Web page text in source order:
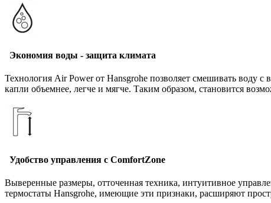
Экономия воды - защита климата
Технология Air Power от Hansgrohe позволяет смешивать воду
капли объемнее, легче и мягче. Таким образом, становится
Удобство управления с ComfortZone
Выверенные размеры, отточенная техника, интуитивное
термостаты Hansgrohe, имеющие эти признаки, расширяют